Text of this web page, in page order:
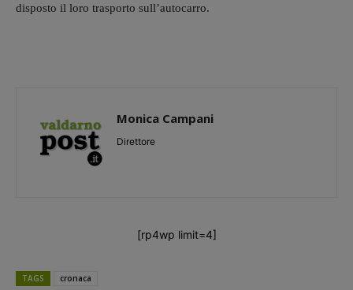
disposto il loro trasporto sull’autocarro.
Monica Campani
Direttore
[rp4wp limit=4]
TAGS cronaca